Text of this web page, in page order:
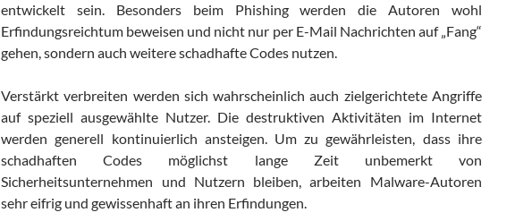
entwickelt sein. Besonders beim Phishing werden die Autoren wohl
Erfindungsreichtum beweisen und nicht nur per E-Mail Nachrichten auf „Fang“
gehen, sondern auch weitere schadhafte Codes nutzen.
Verstärkt verbreiten werden sich wahrscheinlich auch zielgerichtete Angriffe
auf speziell ausgewählte Nutzer. Die destruktiven Aktivitäten im Internet
werden generell kontinuierlich ansteigen. Um zu gewährleisten, dass ihre
schadhaften Codes möglichst lange Zeit unbemerkt von
Sicherheitsunternehmen und Nutzern bleiben, arbeiten Malware-Autoren
sehr eifrig und gewissenhaft an ihren Erfindungen.